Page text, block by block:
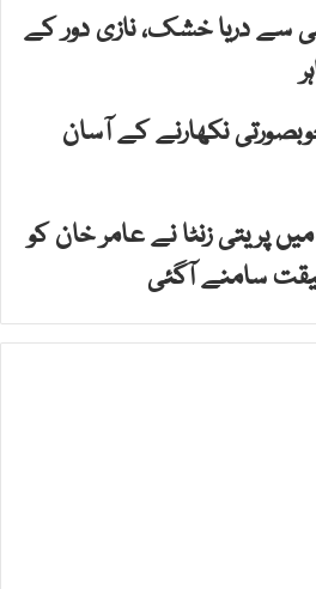
سے دریا خشک، نازی دور کے
نکھارنے کے آسان
پریتی زنٹا نے عامر خان کو
سامنے آگئی